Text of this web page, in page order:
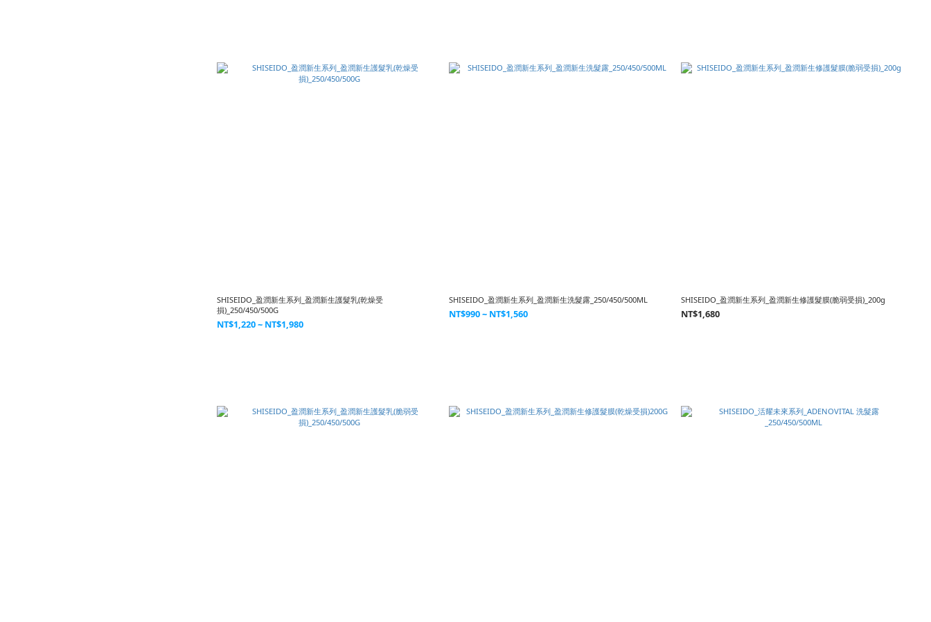
SHISEIDO_盈潤新生系列_盈潤新生護髮乳(乾燥受
損)_250/450/500G
NT$1,220 ~ NT$1,980
SHISEIDO_盈潤新生系列_盈潤新生洗髮露_250/450/500ML
NT$990 ~ NT$1,560
SHISEIDO_盈潤新生系列_盈潤新生修護髮膜(脆弱受損)_200g
NT$1,680